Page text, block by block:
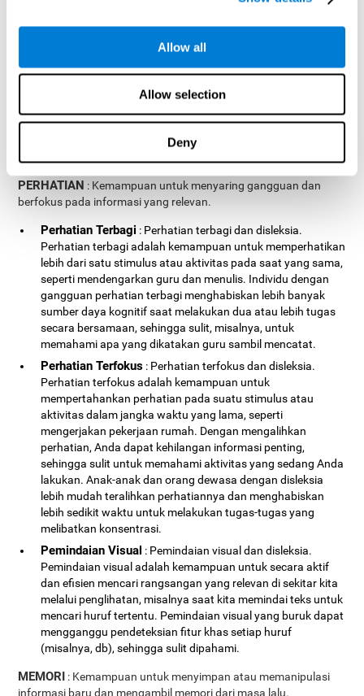
Allow all
Allow selection
Deny
dalam disleksia
Perubahan dalam beberapa kemampuan kognitif dapat menjadi
indikator disleksia. Profil umum kemampuan kognitif dapat
menunjukkan seberapa parah perubahan tersebut.
Masalah dalam membaca dan menulis, keterampilan motorik
dan spasial, serta hubungan sosial, disebabkan oleh kekurangan
dalam berbagai kapasitas kognitif. Domain dan kemampuan
kognitif inilah yang dievaluasi dalam Tes Disleksia (CAB-DX).
PERHATIAN : Kemampuan untuk menyaring gangguan dan
berfokus pada informasi yang relevan.
Perhatian Terbagi : Perhatian terbagi dan disleksia.
Perhatian terbagi adalah kemampuan untuk memperhatikan
lebih dari satu stimulus atau aktivitas pada saat yang sama,
seperti mendengarkan guru dan menulis. Individu dengan
gangguan perhatian terbagi menghabiskan lebih banyak
sumber daya kognitif saat melakukan dua atau lebih tugas
secara bersamaan, sehingga sulit, misalnya, untuk
memahami apa yang dikatakan guru sambil mencatat.
Perhatian Terfokus : Perhatian terfokus dan disleksia.
Perhatian terfokus adalah kemampuan untuk
mempertahankan perhatian pada suatu stimulus atau
aktivitas dalam jangka waktu yang lama, seperti
mengerjakan pekerjaan rumah. Dengan mengalihkan
perhatian, Anda dapat kehilangan informasi penting,
sehingga sulit untuk memahami aktivitas yang sedang Anda
lakukan. Anak-anak dan orang dewasa dengan disleksia
lebih mudah teralihkan perhatiannya dan menghabiskan
lebih sedikit waktu untuk melakukan tugas-tugas yang
melibatkan konsentrasi.
Pemindaian Visual : Pemindaian visual dan disleksia.
Pemindaian visual adalah kemampuan untuk secara aktif
dan efisien mencari rangsangan yang relevan di sekitar kita
melalui penglihatan, misalnya saat kita memindai teks untuk
mencari huruf tertentu. Pemindaian visual yang buruk dapat
mengganggu pendeteksian fitur khas setiap huruf
(misalnya, db), sehingga sulit dipahami.
MEMORI : Kemampuan untuk menyimpan atau memanipulasi
informasi baru dan mengambil memori dari masa lalu.